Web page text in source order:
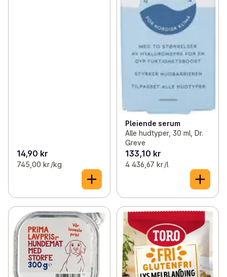
resirkulert polyester og er OEKO-TEX®-sertifisert.
*Sammenlignet med en vanlig Libero-bleie
14,90 kr
745,00 kr /kg
Pleiende serum
Alle hudtyper, 30 ml, Dr.
Greve
133,10 kr
4 436,67 kr /l